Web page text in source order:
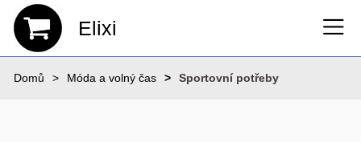
Elixi
Domů Móda a volný čas Sportovní potřeby